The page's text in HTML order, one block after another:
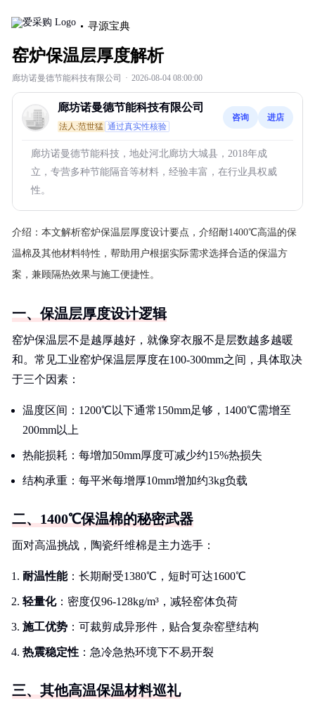
寻源宝典
窑炉保温层厚度解析
廊坊诺曼德节能科技有限公司 · 2026-08-04 08:00:00
廊坊诺曼德节能科技有限公司
法人:范世猛 通过真实性核验
咨询 进店
廊坊诺曼德节能科技，地处河北廊坊大城县，2018年成
立，专营多种节能隔音等材料，经验丰富，在行业具权威
性。
介绍： 本文解析窑炉保温层厚度设计要点，介绍耐1400℃高温的保
温棉及其他材料特性，帮助用户根据实际需求选择合适的保温方
案，兼顾隔热效果与施工便捷性。
一、保温层厚度设计逻辑
窑炉保温层不是越厚越好，就像穿衣服不是层数越多越暖
和。常见工业窑炉保温层厚度在100-300mm之间，具体取决
于三个因素：
温度区间：1200℃以下通常150mm足够，1400℃需增至
200mm以上
热能损耗：每增加50mm厚度可减少约15%热损失
结构承重：每平米每增厚10mm增加约3kg负载
二、1400℃保温棉的秘密武器
面对高温挑战，陶瓷纤维棉是主力选手：
耐温性能：长期耐受1380℃，短时可达1600℃
轻量化：密度仅96-128kg/m³，减轻窑体负荷
施工优势 ：可裁剪成异形件，贴合复杂窑壁结构
热震稳定性 ：急冷急热环境下不易开裂
三、其他高温保温材料巡礼